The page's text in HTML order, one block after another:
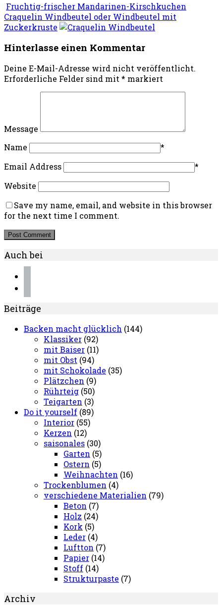
Fruchtig-frischer Mandarinen-Kirschkuchen
Craquelin Windbeutel oder Windbeutel mit
Zuckerkruste
Hinterlasse einen Kommentar
Deine E-Mail-Adresse wird nicht veröffentlicht.
Erforderliche Felder sind mit * markiert
Message
Name
*
Email Address
*
Website
Save my name, email, and website in this browser
for the next time I comment.
Auch bei
Beiträge
Backen macht glücklich (144)
Klassiker (92)
mit Baiser (11)
mit Obst (94)
mit Schokolade (35)
Plätzchen (9)
Rührteig (50)
Teigarten (3)
Do it yourself (89)
Interior (55)
Kerzen (12)
saisonales (30)
Garten (5)
Ostern (5)
Weihnachten (16)
Trockenblumen (4)
verschiedene Materialien (79)
Beton (7)
Holz (24)
Kork (5)
Leder (4)
Luftton (7)
Papier (14)
Stoff (14)
Strukturpaste (7)
Archiv